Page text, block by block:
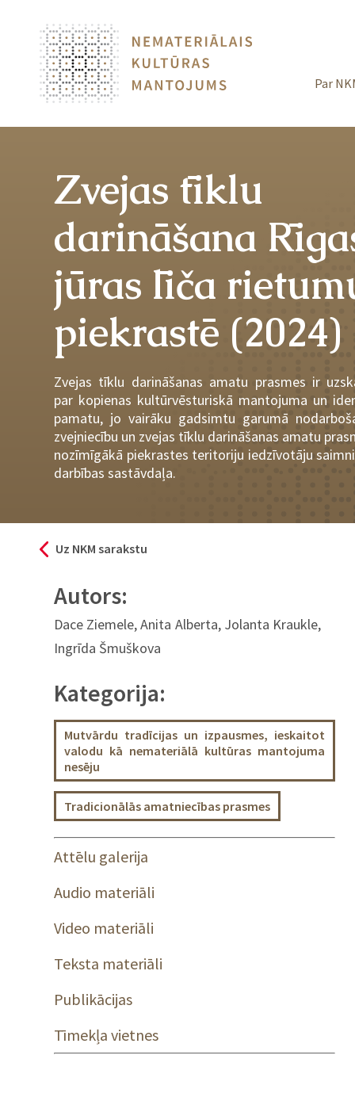
Par
Zvejas tīklu
darināšana
jūras līča
piekrastē (2024)
Zvejas tīklu darināšanas amatu prasmes ir
par kopienas kultūrvēsturiskā mantojuma un
pamatu, jo vairāku gadsimtu garumā
zvejniecību un zvejas tīklu darināšanas amatu
nozīmīgākā piekrastes teritoriju iedzīvotāju
darbības sastāvdaļa.
Uz NKM sarakstu
Autors:
Dace Ziemele, Anita Alberta, Jolanta Kraukle,
Ingrīda Šmuškova
Kategorija:
Mutvārdu tradīcijas un izpausmes, ieskaitot
valodu kā nemateriālā kultūras mantojuma
nesēju
Tradicionālās amatniecības prasmes
Attēlu galerija
Audio materiāli
Video materiāli
Teksta materiāli
Publikācijas
Tīmekļa vietnes